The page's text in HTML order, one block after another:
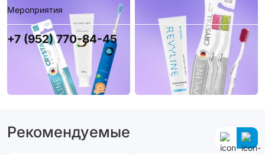
Мероприятия
+7 (952) 770-84-45
Рекомендуемые